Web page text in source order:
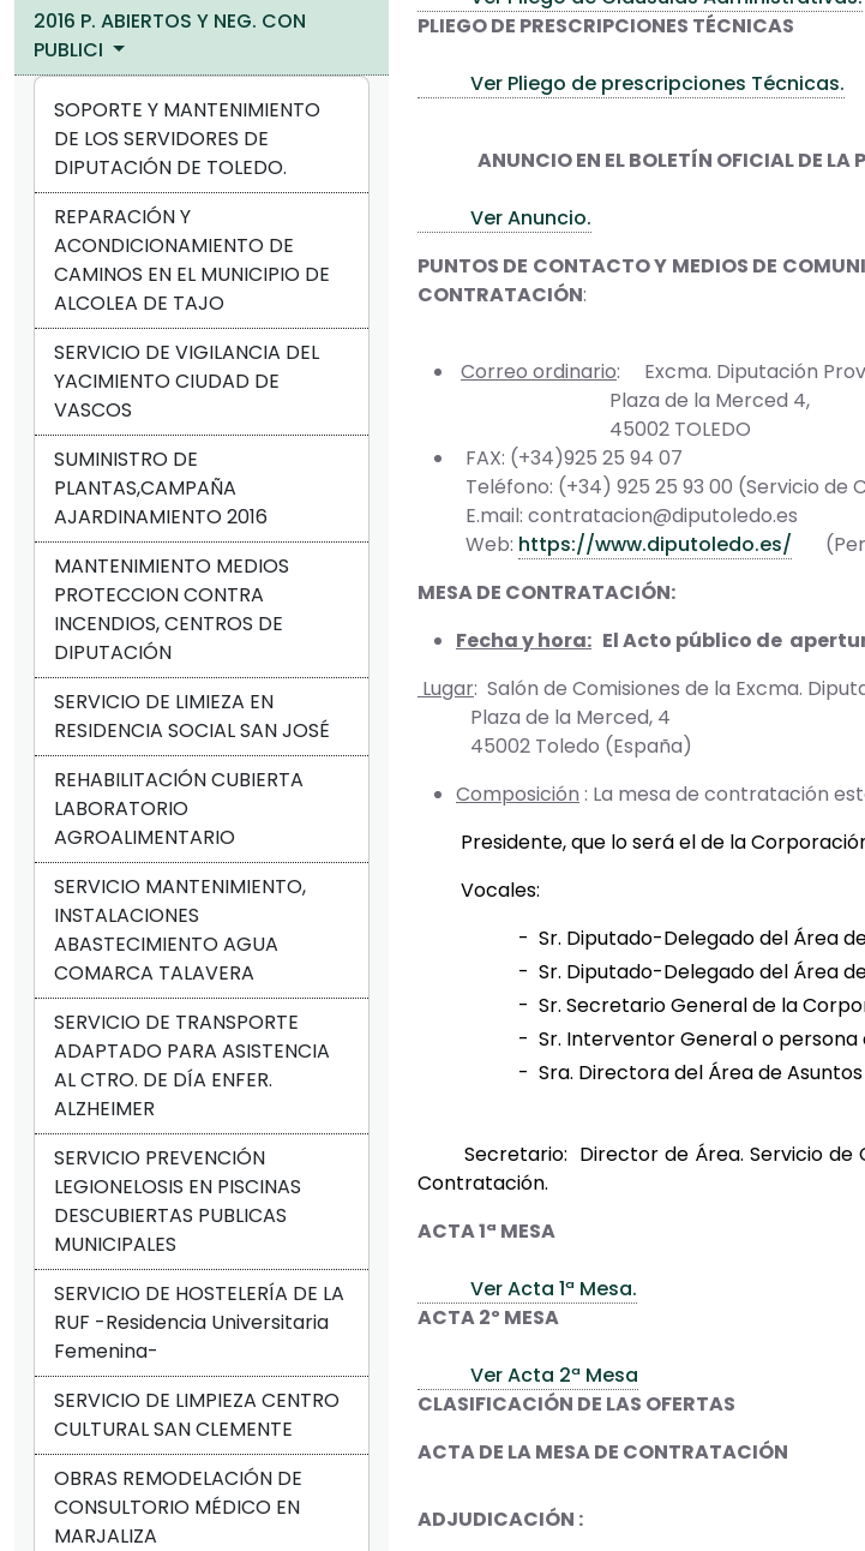
2016 P. ABIERTOS Y NEG. CON
PUBLICI
SOPORTE Y MANTENIMIENTO
DE LOS SERVIDORES DE
DIPUTACIÓN DE TOLEDO.
REPARACIÓN Y
ACONDICIONAMIENTO DE
CAMINOS EN EL MUNICIPIO DE
ALCOLEA DE TAJO
SERVICIO DE VIGILANCIA DEL
YACIMIENTO CIUDAD DE
VASCOS
SUMINISTRO DE
PLANTAS,CAMPAÑA
AJARDINAMIENTO 2016
MANTENIMIENTO MEDIOS
PROTECCION CONTRA
INCENDIOS, CENTROS DE
DIPUTACIÓN
SERVICIO DE LIMIEZA EN
RESIDENCIA SOCIAL SAN JOSÉ
REHABILITACIÓN CUBIERTA
LABORATORIO
AGROALIMENTARIO
SERVICIO MANTENIMIENTO,
INSTALACIONES
ABASTECIMIENTO AGUA
COMARCA TALAVERA
SERVICIO DE TRANSPORTE
ADAPTADO PARA ASISTENCIA
AL CTRO. DE DÍA ENFER.
ALZHEIMER
SERVICIO PREVENCIÓN
LEGIONELOSIS EN PISCINAS
DESCUBIERTAS PUBLICAS
MUNICIPALES
SERVICIO DE HOSTELERÍA DE LA
RUF -Residencia Universitaria
Femenina-
SERVICIO DE LIMPIEZA CENTRO
CULTURAL SAN CLEMENTE
OBRAS REMODELACIÓN DE
CONSULTORIO MÉDICO EN
MARJALIZA
PLIEGO DE PRESCRIPCIONES TÉCNICAS
Ver Pliego de prescripciones Técnicas.
ANUNCIO EN EL BOLETÍN OFICIAL DE LA
Ver Anuncio.
PUNTOS DE CONTACTO Y MEDIOS DE
CONTRATACIÓN:
Correo ordinario: Excma. Diputación
Plaza de la Merced 4,
45002 TOLEDO
FAX: (+34)925 25 94 07
Teléfono: (+34) 925 25 93 00 (Servicio de
E.mail: contratacion@diputoledo.es
Web: https://www.diputoledo.es/
MESA DE CONTRATACIÓN:
Fecha y hora: El Acto público de
Lugar: Salón de Comisiones de la Excma.
Plaza de la Merced, 4
45002 Toledo (España)
Composición : La mesa de contratación
Presidente, que lo será el de la
Vocales:
- Sr. Diputado-Delegado del Área
- Sr. Diputado-Delegado del Área de
- Sr. Secretario General de la
- Sr. Interventor General o persona
- Sra. Directora del Área de Asuntos
Secretario: Director de Área. Servicio
Contratación.
ACTA 1ª MESA
Ver Acta 1ª Mesa.
ACTA 2º MESA
Ver Acta 2ª Mesa
CLASIFICACIÓN DE LAS OFERTAS
ACTA DE LA MESA DE CONTRATACIÓN
ADJUDICACIÓN :